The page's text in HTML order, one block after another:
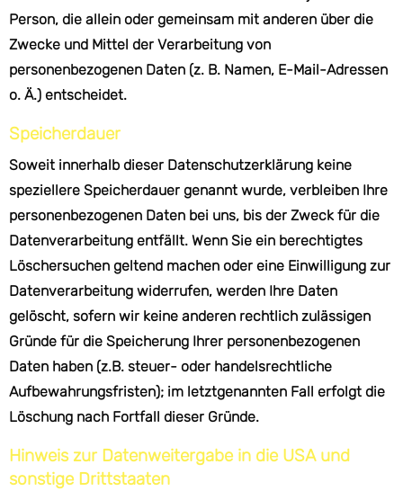
Person, die allein oder gemeinsam mit anderen über die
Zwecke und Mittel der Verarbeitung von
personenbezogenen Daten (z. B. Namen, E-Mail-Adressen
o. Ä.) entscheidet.
Speicherdauer
Soweit innerhalb dieser Datenschutzerklärung keine
speziellere Speicherdauer genannt wurde, verbleiben Ihre
personenbezogenen Daten bei uns, bis der Zweck für die
Datenverarbeitung entfällt. Wenn Sie ein berechtigtes
Löschersuchen geltend machen oder eine Einwilligung zur
Datenverarbeitung widerrufen, werden Ihre Daten
gelöscht, sofern wir keine anderen rechtlich zulässigen
Gründe für die Speicherung Ihrer personenbezogenen
Daten haben (z.B. steuer- oder handelsrechtliche
Aufbewahrungsfristen); im letztgenannten Fall erfolgt die
Löschung nach Fortfall dieser Gründe.
Hinweis zur Datenweitergabe in die USA und
sonstige Drittstaaten